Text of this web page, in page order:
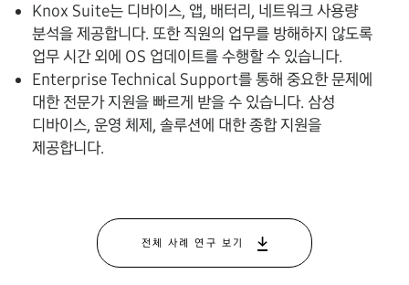
Knox Suite는 디바이스, 앱, 배터리, 네트워크 사용량
분석을 제공합니다. 또한 직원의 업무를 방해하지 않도록
업무 시간 외에 OS 업데이트를 수행할 수 있습니다.
Enterprise Technical Support를 통해 중요한 문제에
대한 전문가 지원을 빠르게 받을 수 있습니다. 삼성
디바이스, 운영 체제, 솔루션에 대한 종합 지원을
제공합니다.
전체 사례 연구 보기